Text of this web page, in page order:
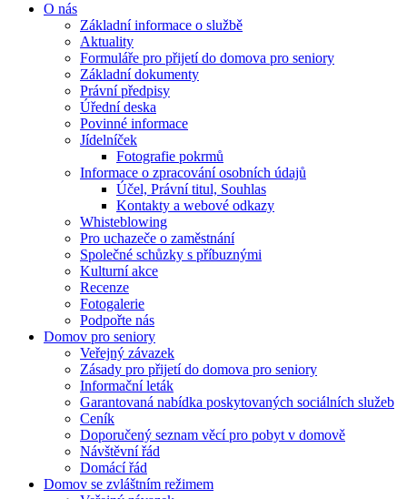
O nás
Základní informace o službě
Aktuality
Formuláře pro přijetí do domova pro seniory
Základní dokumenty
Právní předpisy
Úřední deska
Povinné informace
Jídelníček
Fotografie pokrmů
Informace o zpracování osobních údajů
Účel, Právní titul, Souhlas
Kontakty a webové odkazy
Whisteblowing
Pro uchazeče o zaměstnání
Společné schůzky s příbuznými
Kulturní akce
Recenze
Fotogalerie
Podpořte nás
Domov pro seniory
Veřejný závazek
Zásady pro přijetí do domova pro seniory
Informační leták
Garantovaná nabídka poskytovaných sociálních služeb
Ceník
Doporučený seznam věcí pro pobyt v domově
Návštěvní řád
Domácí řád
Domov se zvláštním režimem